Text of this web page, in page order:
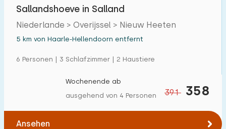
Sallandshoeve in Salland
Niederlande > Overijssel > Nieuw Heeten
5 km von Haarle-Hellendoorn entfernt
6 Personen | 3 Schlafzimmer | 2 Haustiere
391 358
Wochenende ab
ausgehend von 4 Personen
Ansehen